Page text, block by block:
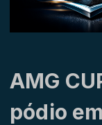
AMG
pódio